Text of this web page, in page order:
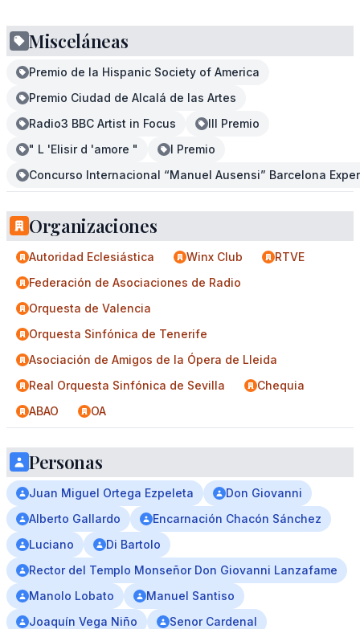
Misceláneas
Premio de la Hispanic Society of America
Premio Ciudad de Alcalá de las Artes
Radio3 BBC Artist in Focus
III Premio
" L 'Elisir d 'amore "
I Premio
Concurso Internacional “Manuel Ausensi” Barcelona
Organizaciones
Autoridad Eclesiástica Winx Club
RTVE
Federación de Asociaciones de Radio
Orquesta de Valencia
Orquesta Sinfónica de Tenerife
Asociación de Amigos de la Ópera de Lleida
Real Orquesta Sinfónica de Sevilla
Chequia
ABAO
OA
Personas
Juan Miguel Ortega Ezpeleta
Don Giovanni
Alberto Gallardo
Encarnación Chacón Sánchez
Luciano
Di Bartolo
Rector del Templo Monseñor Don Giovanni Lanzafame
Manolo Lobato
Manuel Santiso
Joaquín Vega Niño
Senor Cardenal